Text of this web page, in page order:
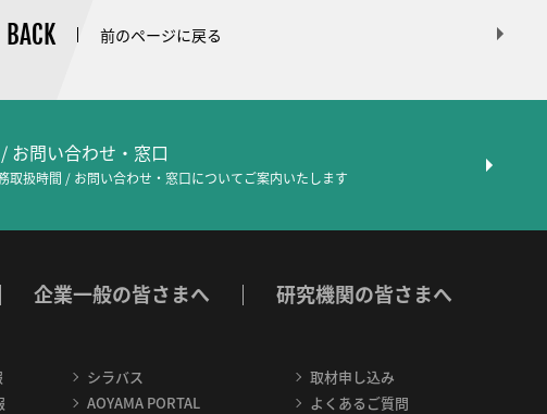
BACK 前のページに戻る
お問い合わせ・窓口
取扱時間 / お問い合わせ・窓口についてご案内いたします
企業一般の皆さまへ 研究機関の皆さまへ
シラバス
AOYAMA PORTAL
取材申し込み
よくあるご質問